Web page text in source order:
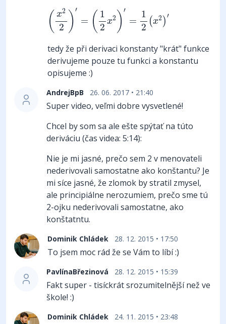
( x2
2 )
′
= ( 1
2 x2 ) ′
=
1
2 (x2 )′
x 2 )′ =( 2 ) 2 (
tedy že při derivaci konstanty "krát" funkce
derivujeme pouze tu funkci a konstantu
opisujeme :)
AndrejBpB 26. 06. 2017 • 21:40
Super video, veľmi dobre vysvetlené!
Chcel by som sa ale ešte spýtať na túto
deriváciu (čas videa: 5:14):
Nie je mi jasné, prečo sem 2 v menovateli
nederivovali samostatne ako konštantu? Je
mi síce jasné, že zlomok by stratil zmysel,
ale principiálne nerozumiem, prečo sme tú
2-ojku nederivovali samostatne, ako
konštatntu.
Dominik Chládek 28. 12. 2015 • 17:50
To jsem moc rád že se Vám to líbí :)
PavlínaBřezinová 28. 12. 2015 • 15:39
Fakt super - tisíckrát srozumitelnější než ve
škole! :)
Dominik Chládek 24. 11. 2015 • 23:48